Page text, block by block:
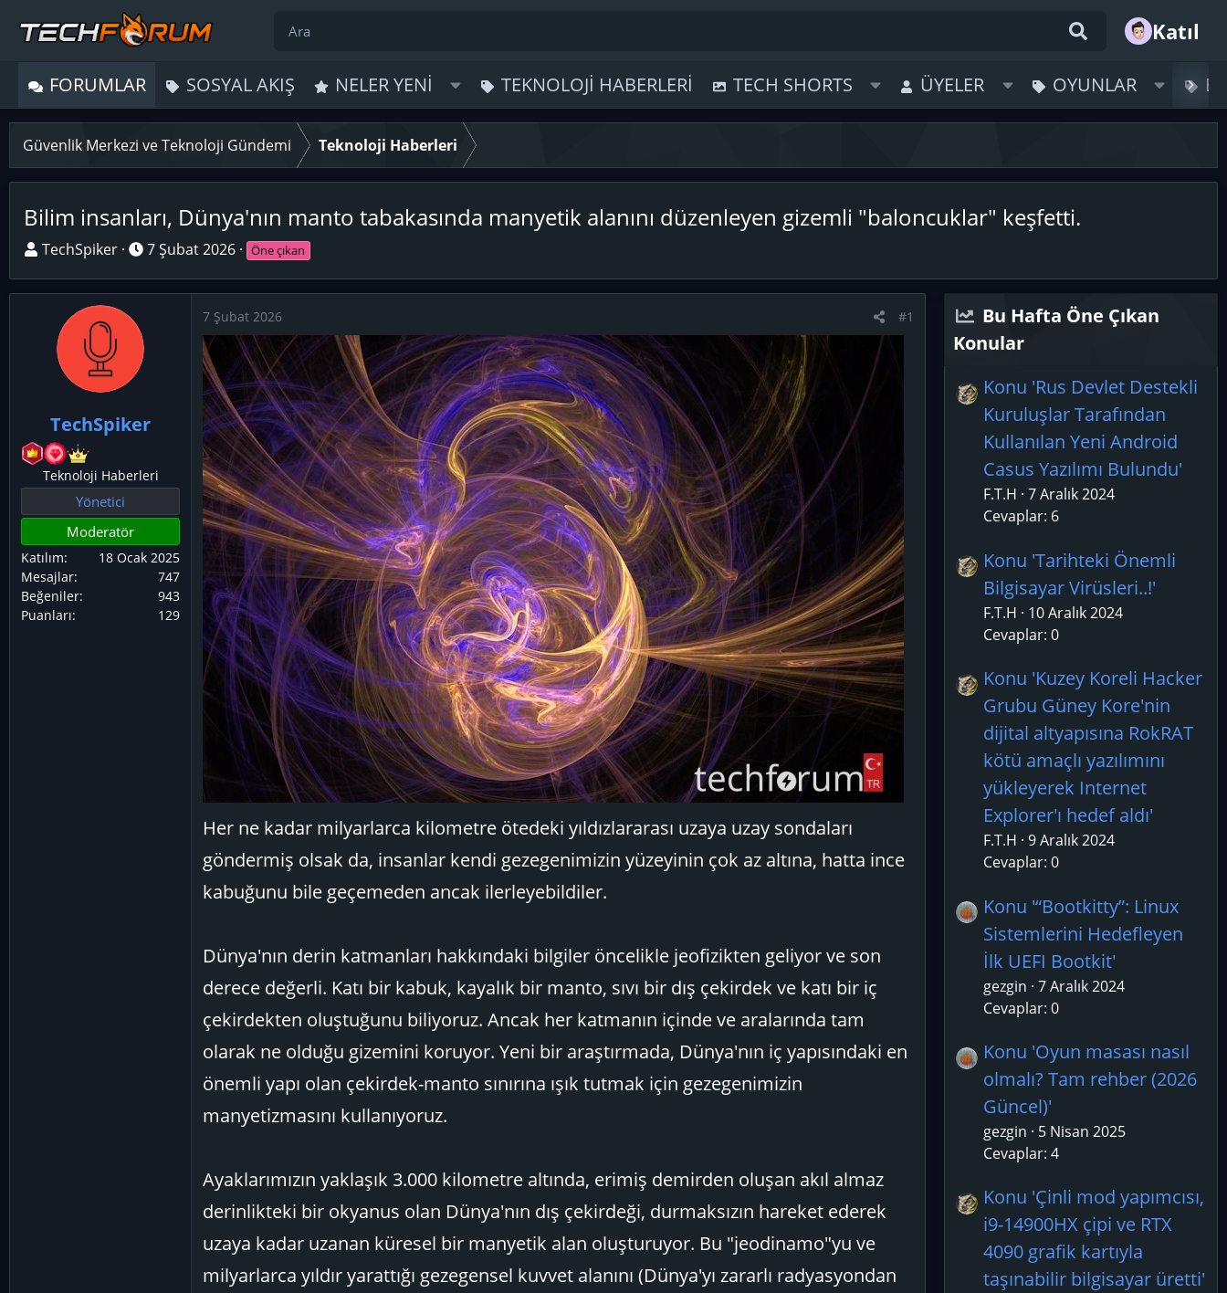
Katıl
FORUMLAR SOSYAL AKIŞ NELER YENI TEKNOLOJI HABERLERI TECH SHORTS ÜYELER OYUNLAR
Güvenlik Merkezi ve Teknoloji Gündemi Teknoloji Haberleri
Bilim insanları, Dünya'nın manto tabakasında manyetik alanını düzenleyen gizemli "baloncuklar" keşfetti.
K
n
l
a
t
a
TechSpiker
B
ş
ç
r
i
i
7 Şubat 2026 Öne çıkan
TechSpiker
Teknoloji Haberleri
Yönetici
Moderatör
Katılım
18 Ocak 2025
Mesajlar
747
Beğeniler
943
Puanları
129
7 Şubat 2026 #1
Her ne kadar milyarlarca kilometre ötedeki yıldızlararası uzaya uzay sondaları
göndermiş olsak da, insanlar kendi gezegenimizin yüzeyinin çok az altına, hatta ince
kabuğunu bile geçemeden ancak ilerleyebildiler.
Dünya'nın derin katmanları hakkındaki bilgiler öncelikle jeofizikten geliyor ve son
derece değerli. Katı bir kabuk, kayalık bir manto, sıvı bir dış çekirdek ve katı bir iç
çekirdekten oluştuğunu biliyoruz. Ancak her katmanın içinde ve aralarında tam
olarak ne olduğu gizemini koruyor. Yeni bir araştırmada, Dünya'nın iç yapısındaki en
önemli yapı olan çekirdek-manto sınırına ışık tutmak için gezegenimizin
manyetizmasını kullanıyoruz.
Ayaklarımızın yaklaşık 3.000 kilometre altında, erimiş demirden oluşan akıl almaz
derinlikteki bir okyanus olan Dünya'nın dış çekirdeği, durmaksızın hareket ederek
uzaya kadar uzanan küresel bir manyetik alan oluşturuyor. Bu "jeodinamo"yu ve
milyarlarca yıldır yarattığı gezegensel kuvvet alanını (Dünya'yı zararlı radyasyondan
Bu Hafta Öne Çıkan
Konular
Konu 'Rus Devlet Destekli
Kuruluşlar Tarafından
Kullanılan Yeni Android
Casus Yazılımı Bulundu'
F.T.H 7 Aralık 2024
Cevaplar: 6
Konu 'Tarihteki Önemli
Bilgisayar Virüsleri..!'
F.T.H
10 Aralık 2024
Cevaplar: 0
Konu 'Kuzey Koreli Hacker
Grubu Güney Kore'nin
dijital altyapısına RokRAT
kötü amaçlı yazılımını
yükleyerek Internet
Explorer'ı hedef aldı'
F.T.H 9 Aralık 2024
Cevaplar: 0
Konu '“Bootkitty”: Linux
Sistemlerini Hedefleyen
İlk UEFI Bootkit'
gezgin 7 Aralık 2024
Cevaplar: 0
Konu 'Oyun masası nasıl
olmalı? Tam rehber (2026
Güncel)'
gezgin
5 Nisan 2025
Cevaplar: 4
Konu 'Çinli mod yapımcısı,
i9-14900HX çipi ve RTX
4090 grafik kartıyla
taşınabilir bilgisayar üretti'